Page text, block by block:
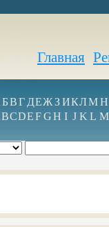
Главная
БВГ ДЕЖ З ИКЛМН
BCDEFGH I J K L M